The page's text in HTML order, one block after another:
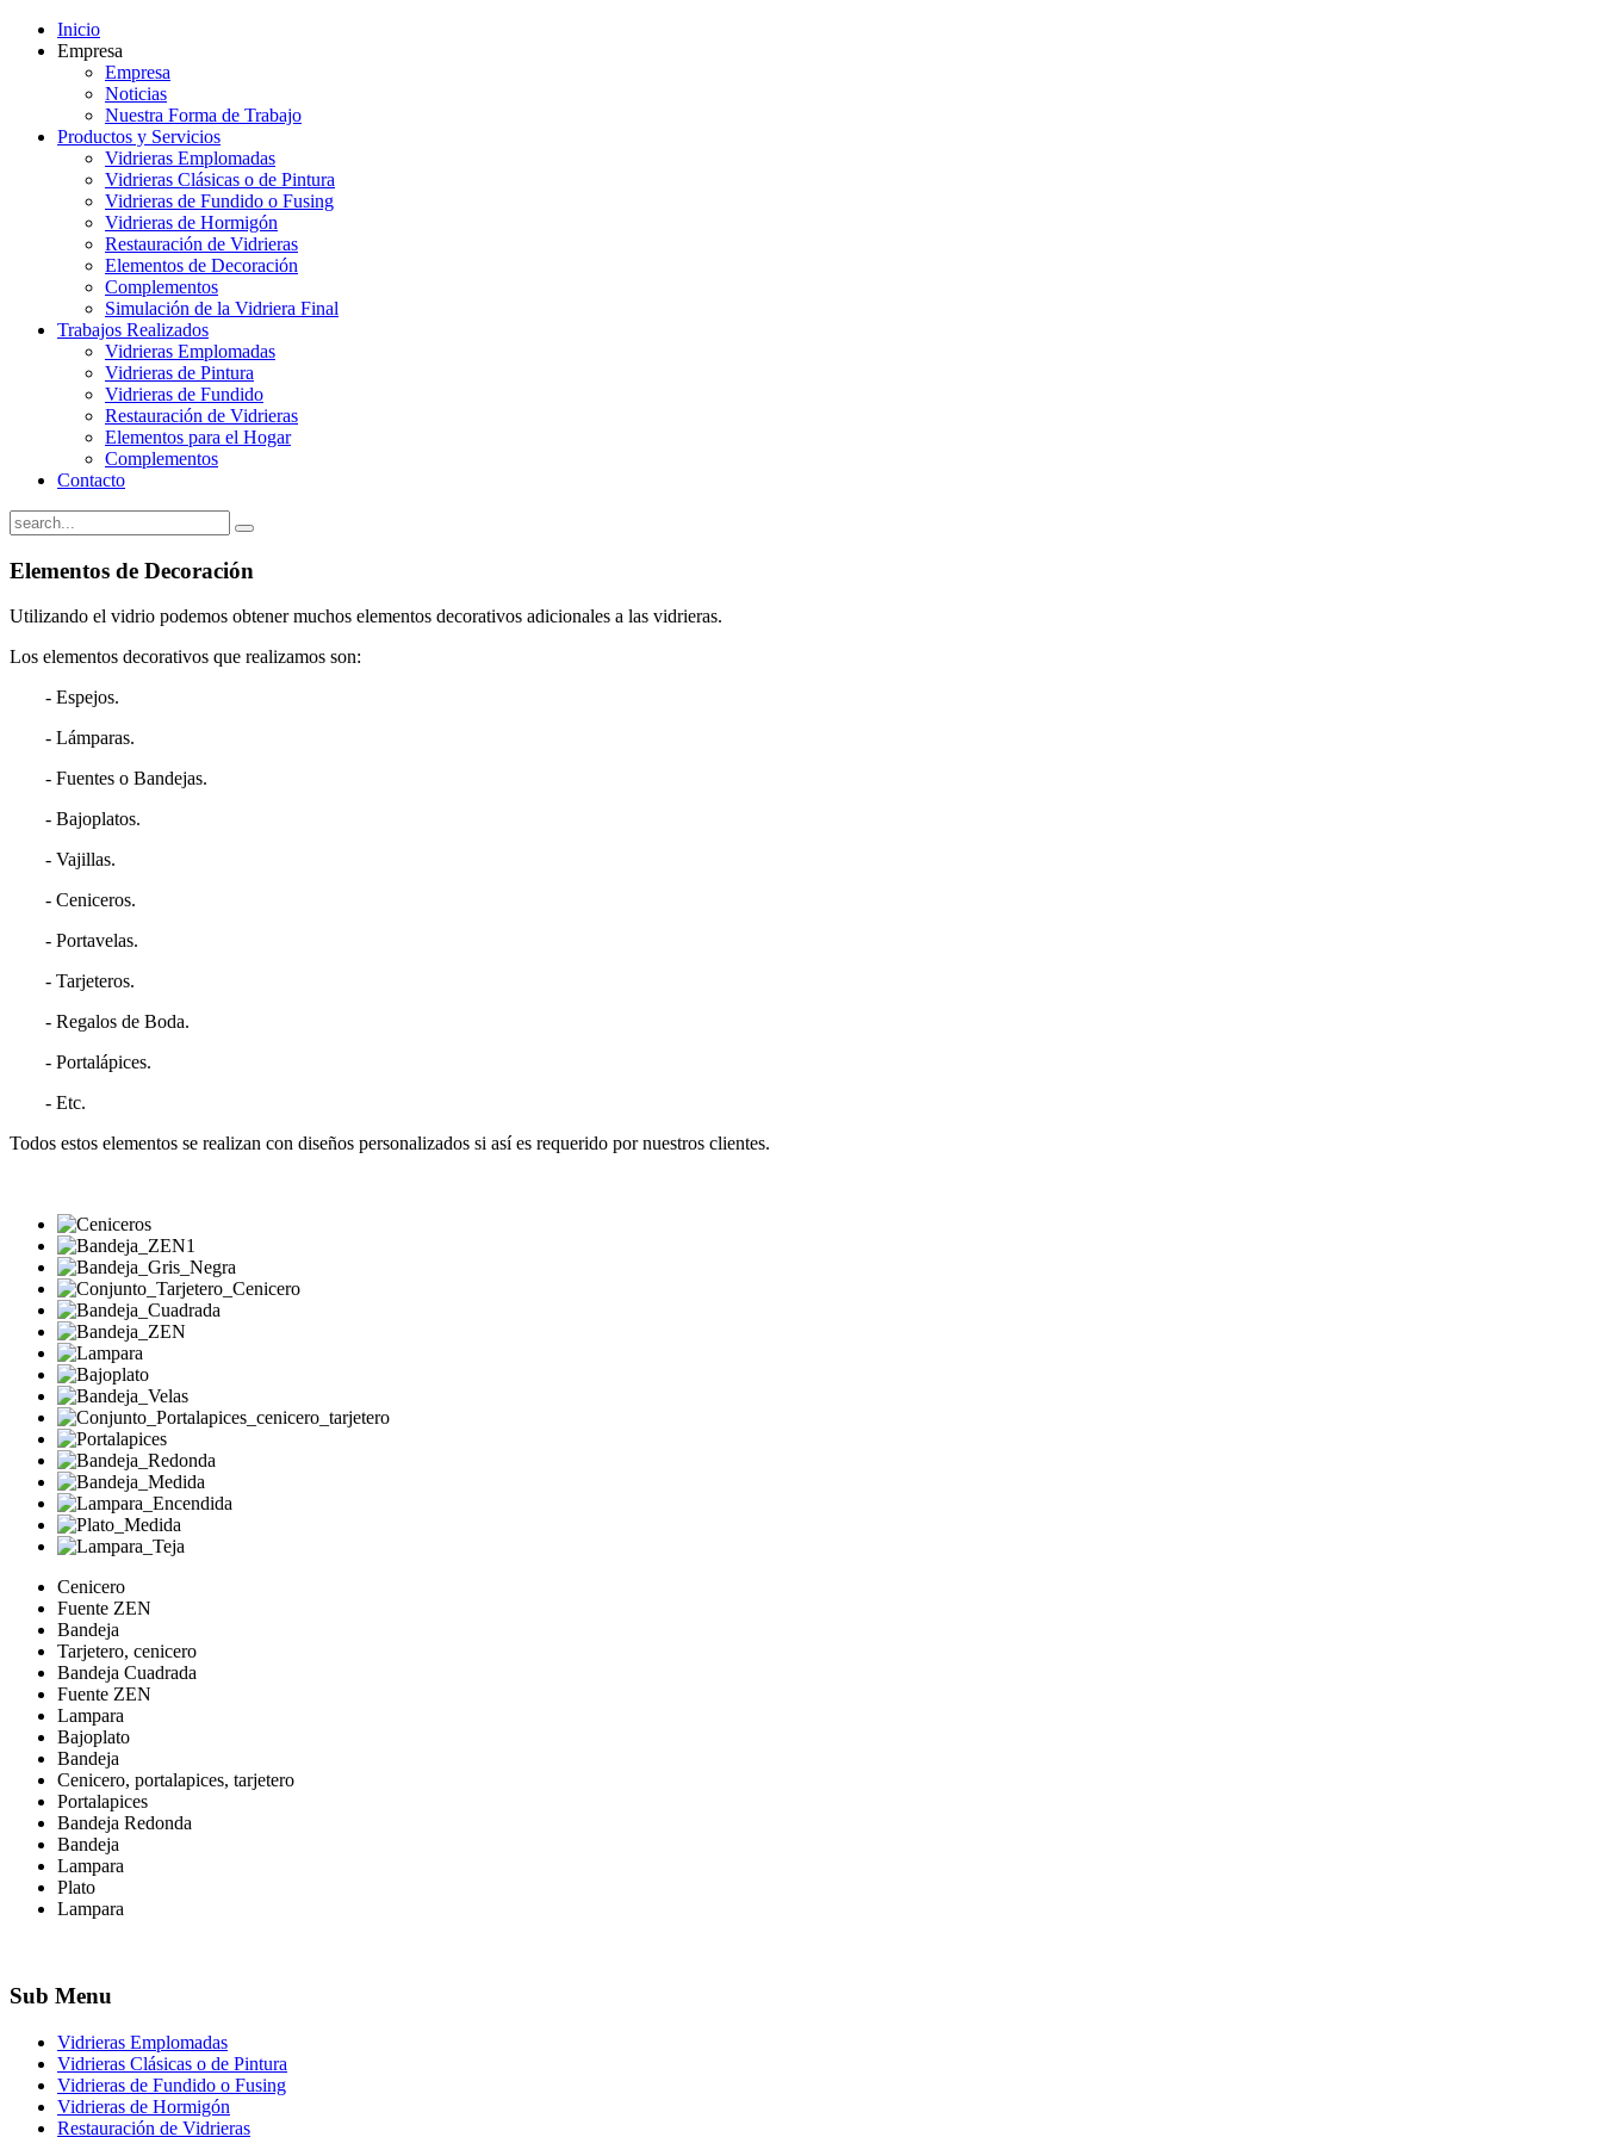
Inicio
Empresa
Empresa
Noticias
Nuestra Forma de Trabajo
Productos y Servicios
Vidrieras Emplomadas
Vidrieras Clásicas o de Pintura
Vidrieras de Fundido o Fusing
Vidrieras de Hormigón
Restauración de Vidrieras
Elementos de Decoración
Complementos
Simulación de la Vidriera Final
Trabajos Realizados
Vidrieras Emplomadas
Vidrieras de Pintura
Vidrieras de Fundido
Restauración de Vidrieras
Elementos para el Hogar
Complementos
Contacto
Elementos de Decoración
Utilizando el vidrio podemos obtener muchos elementos decorativos adicionales a las vidrieras.
Los elementos decorativos que realizamos son:
- Espejos.
- Lámparas.
- Fuentes o Bandejas.
- Bajoplatos.
- Vajillas.
- Ceniceros.
- Portavelas.
- Tarjeteros.
- Regalos de Boda.
- Portalápices.
- Etc.
Todos estos elementos se realizan con diseños personalizados si así es requerido por nuestros clientes.
Cenicero
Fuente ZEN
Bandeja
Tarjetero, cenicero
Bandeja Cuadrada
Fuente ZEN
Lampara
Bajoplato
Bandeja
Cenicero, portalapices, tarjetero
Portalapices
Bandeja Redonda
Bandeja
Lampara
Plato
Lampara
Sub Menu
Vidrieras Emplomadas
Vidrieras Clásicas o de Pintura
Vidrieras de Fundido o Fusing
Vidrieras de Hormigón
Restauración de Vidrieras